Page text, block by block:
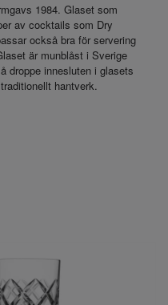
1984. Glaset som
av cocktails som Dry
också bra för servering
är munblåst i Sverige
droppe innesluten i glasets
hantverk.